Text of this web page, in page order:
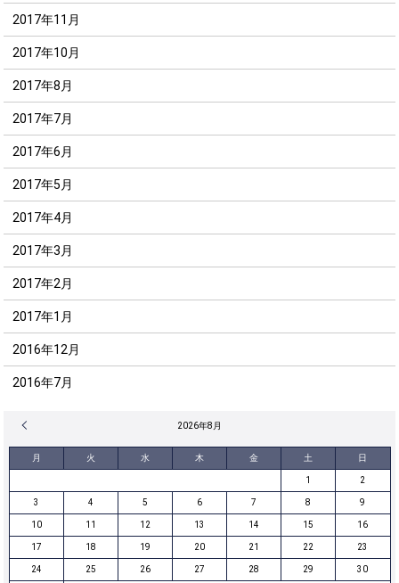
2017年11月
2017年10月
2017年8月
2017年7月
2017年6月
2017年5月
2017年4月
2017年3月
2017年2月
2017年1月
2016年12月
2016年7月
2026年8月
月 火 水 木 金 土 日
1 2
3 4 5 6 7 8 9
10 11 12 13 14 15 16
17 18 19 20 21 22 23
24 25 26 27 28 29 30